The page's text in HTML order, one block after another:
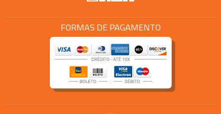
FORMAS DE PAGAMENTO